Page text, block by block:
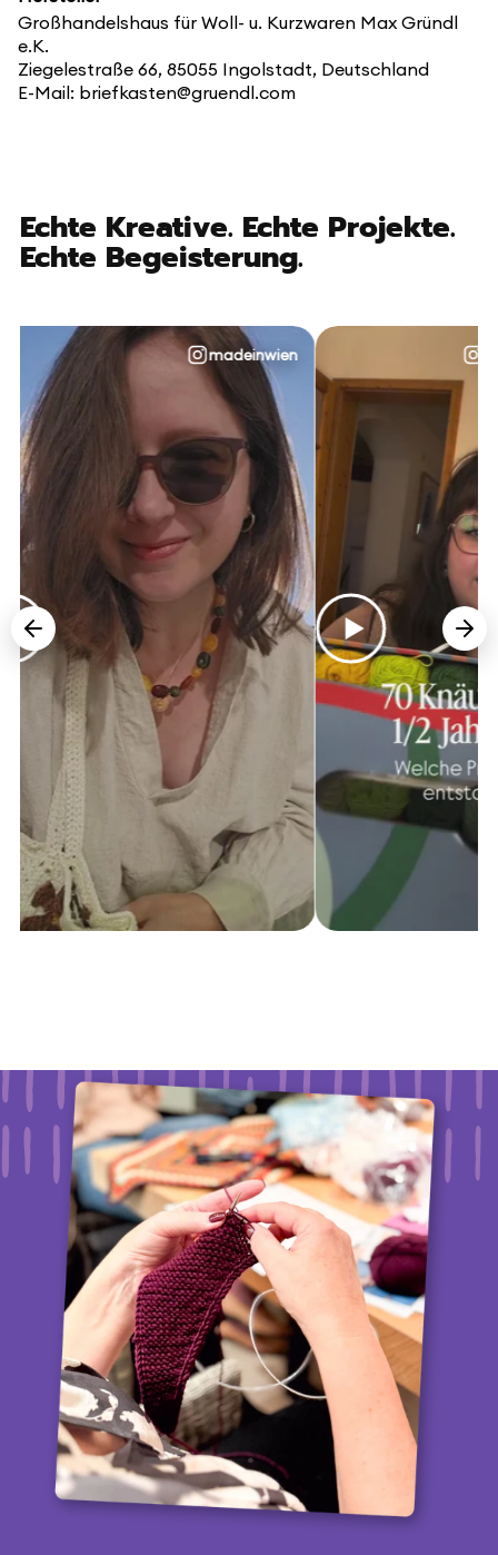
Großhandelshaus für Woll- u. Kurzwaren Max Gründl
e.K.
Ziegelestraße 66, 85055 Ingolstadt, Deutschland
E-Mail: briefkasten@gruendl.com
Echte Kreative. Echte Projekte.
Echte Begeisterung.
madeinwien